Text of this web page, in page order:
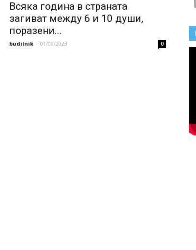
Всяка година в страната
загиват между 6 и 10 души,
поразени...
budilnik - 01/09/2023 0